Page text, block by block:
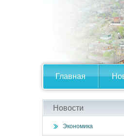
Главная
Новости
Экономика